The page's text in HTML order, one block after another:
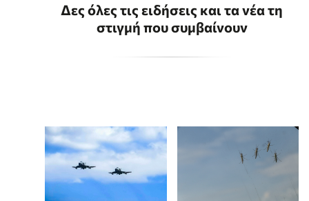
Δες όλες τις ειδήσεις και τα νέα τη
στιγμή που συμβαίνουν